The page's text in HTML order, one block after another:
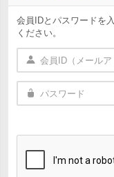
会員IDとパスワードを
ください。